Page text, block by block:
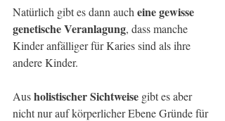
Natürlich gibt es dann auch eine gewisse
genetische Veranlagung, dass manche
Kinder anfälliger für Karies sind als ihre
andere Kinder.
Aus holistischer Sichtweise gibt es aber
nicht nur auf körperlicher Ebene Gründe für